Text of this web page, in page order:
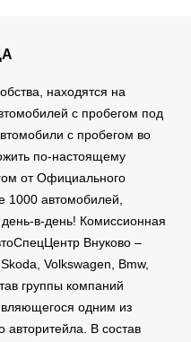
находятся на
с пробегом под
с пробегом во
по-настоящему
от Официального
автомобилей,
в-день! Комиссионная
Внуково –
Volkswagen, Bmw,
группы компаний
одним из
авторитейла. В состав